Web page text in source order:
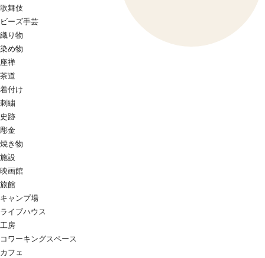
歌舞伎
ビーズ手芸
織り物
染め物
座禅
茶道
着付け
刺繍
史跡
彫金
焼き物
施設
映画館
旅館
キャンプ場
ライブハウス
工房
コワーキングスペース
カフェ